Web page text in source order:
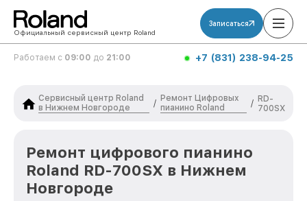
Официальный сервисный центр Roland
Записаться
Работаем с 09:00 до 21:00 +7 (831) 238-94-25
Сервисный центр Roland
в Нижнем Новгороде
/
Ремонт Цифровых
пианино Roland
/ RD-
700SX
Ремонт цифрового пианино
Roland RD-700SX в Нижнем
Новгороде